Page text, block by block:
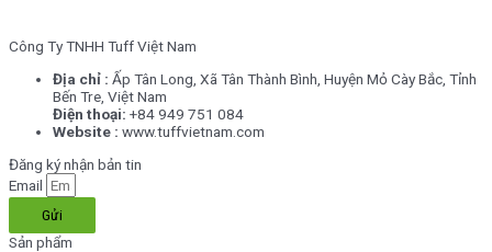
Công Ty TNHH Tuff Việt Nam
Địa chỉ : Ấp Tân Long, Xã Tân Thành Bình, Huyện Mỏ Cày Bắc, Tỉnh
Bến Tre, Việt Nam
Điện thoại: +84 949 751 084
Website : www.tuffvietnam.com
Đăng ký nhận bản tin
Email
Gửi
Sản phẩm